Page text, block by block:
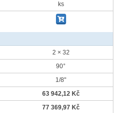
ks
2 × 32
90°
1/8"
63 942,12 Kč
77 369,97 Kč